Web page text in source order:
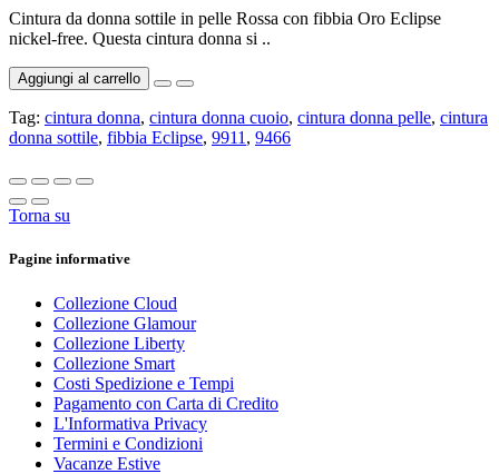
Cintura da donna sottile in pelle Rossa con fibbia Oro Eclipse
nickel-free. Questa cintura donna si ..
Aggiungi al carrello
Tag: cintura donna, cintura donna cuoio, cintura donna pelle, cintura
donna sottile, fibbia Eclipse, 9911 , 9466
Torna su
Pagine informative
Collezione Cloud
Collezione Glamour
Collezione Liberty
Collezione Smart
Costi Spedizione e Tempi
Pagamento con Carta di Credito
L'Informativa Privacy
Termini e Condizioni
Vacanze Estive